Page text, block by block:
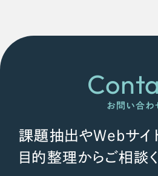
お問い合わ
課題抽出やWebサイ
目的整理からご相談